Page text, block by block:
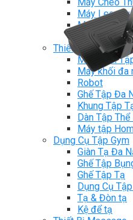
Máy Leo
Máy Rung
Máy tập
Thiết Bị Phòng
Máy Khối
Máy khối đa
Robot
Ghế Tập Đa
Khung Tập
Dàn Tập
Máy tập
Dụng Cụ Tập Gym
Giàn Tạ Đa
Ghế Tập
Ghế Tập Tạ
Dụng Cụ
Tạ & Đòn tạ
Kệ để tạ